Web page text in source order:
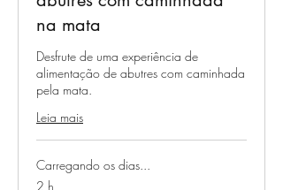
na mata
Desfrute de uma experiência de
alimentação de abutres com caminhada
pela mata.
Leia mais
Carregando os dias...
2 h